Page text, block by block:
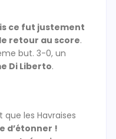
ce fut justement
retour au score.
but. 3-0, un
Di Liberto.
les Havraises
d’étonner !